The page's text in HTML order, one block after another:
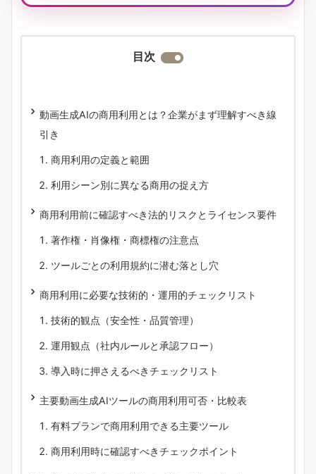
目次
動画生成AIの商用利用とは？企業がまず理解すべき線
引き
商用利用の定義と範囲
利用シーン別に異なる商用の捉え方
商用利用前に確認すべき法的リスクとライセンス要件
著作権・肖像権・商標権の注意点
ツールごとの利用規約に潜む落とし穴
商用利用に必要な技術的・運用的チェックリスト
技術的観点（安全性・品質管理）
運用観点（社内ルールと承認フロー）
導入時に押さえるべきチェックリスト
主要動画生成AIツールの商用利用可否・比較表
有料プランで商用利用できる主要ツール
商用利用時に確認すべきチェックポイント